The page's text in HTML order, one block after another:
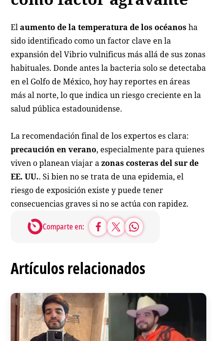
Elaumento de la temperatura de los océanosha
sido identificado como un factor clave en la
expansión del Vibrio vulnificus más allá de sus zonas
habituales. Donde antes la bacteria solo se detectaba
en el Golfo de México, hoy hay reportes en áreas
más al norte, lo que indica un riesgo creciente en la
salud pública estadounidense.
La recomendación final de los expertos es clara:
precaución en verano, especialmente para quienes
viven o planean viajar azonas costeras del sur de
EE. UU.. Si bien no se trata de una epidemia, el
riesgo de exposición existe y puede tener
consecuencias graves si no se actúa con rapidez.
Comparte en:
Artículos relacionados